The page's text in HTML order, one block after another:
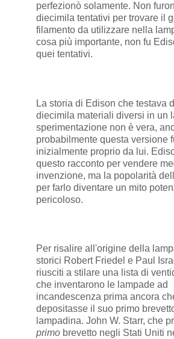
perfezionò solamente. Non
diecimila tentativi per trovare il
filamento da utilizzare nella
cosa più importante, non fu
quei tentativi.
La storia di Edison che testava
diecimila materiali diversi in un
sperimentazione non è vera,
probabilmente questa versione
inizialmente proprio da lui.
questo racconto per vendere
invenzione, ma la popolarità
per farlo diventare un mito
pericoloso.
Per risalire all'origine della
storici Robert Friedel e Paul
riusciti a stilare una lista di
che inventarono le lampade ad
incandescenza prima ancora
depositasse il suo primo
lampadina. John W. Starr, che
primobrevetto negli Stati Uniti